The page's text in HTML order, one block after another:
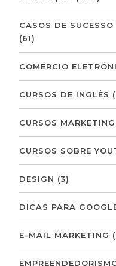
CASOS DE
(61)
COMÉRCIO
CURSOS DE INGLÊS
CURSOS
CURSOS SOBRE
DESIGN (3)
DICAS PARA
E-MAIL MARKETING